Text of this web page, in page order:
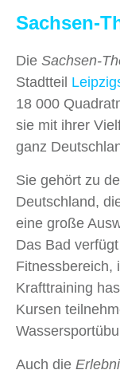
Sachsen-
Die Sachsen-
Stadtteil
18 000
sie mit ihrer
ganz
Sie gehört zu
Deutschland,
eine große
Das Bad
Fitnessbereich,
Krafttraining
Kursen
Auch die